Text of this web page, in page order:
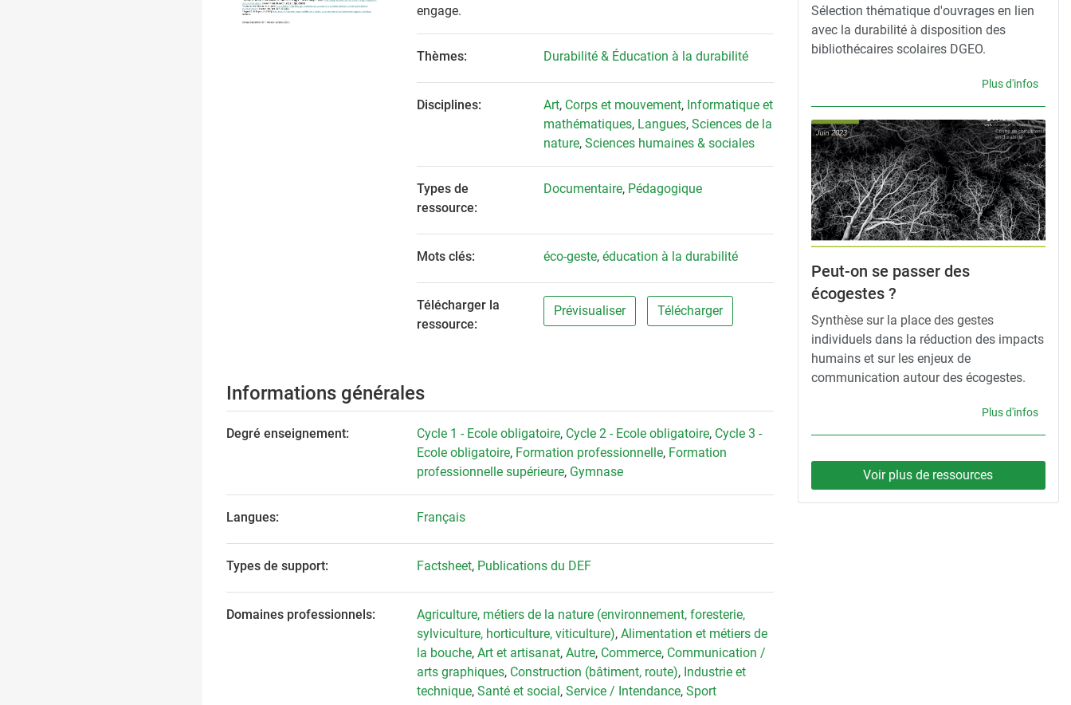
engage.
Thèmes: Durabilité & Éducation à la durabilité
Disciplines: Art, Corps et mouvement, Informatique et
mathématiques, Langues, Sciences de la
nature, Sciences humaines & sociales
Types de
ressource:
Documentaire, Pédagogique
Mots clés: éco-geste, éducation à la durabilité
Télécharger la
ressource:
Prévisualiser Télécharger
Informations générales
Degré enseignement: Cycle 1 - Ecole obligatoire, Cycle 2 - Ecole obligatoire, Cycle 3 -
Ecole obligatoire, Formation professionnelle, Formation
professionnelle supérieure, Gymnase
Langues: Français
Types de support: Factsheet, Publications du DEF
Domaines professionnels:
Agriculture, métiers de la nature (environnement, foresterie,
sylviculture, horticulture, viticulture), Alimentation et métiers de
la bouche, Art et artisanat, Autre, Commerce, Communication /
arts graphiques, Construction (bâtiment, route), Industrie et
technique, Santé et social, Service / Intendance, Sport
Sélection thématique d'ouvrages en lien
avec la durabilité à disposition des
bibliothécaires scolaires DGEO.
Plus d'infos
Peut-on se passer des
écogestes ?
Synthèse sur la place des gestes
individuels dans la réduction des impacts
humains et sur les enjeux de
communication autour des écogestes.
Plus d'infos
Voir plus de ressources